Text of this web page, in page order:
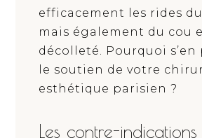
efficacement les rides
mais également du cou
décolleté. Pourquoi s’en
le soutien de votre
esthétique parisien ?
Les contre-indications